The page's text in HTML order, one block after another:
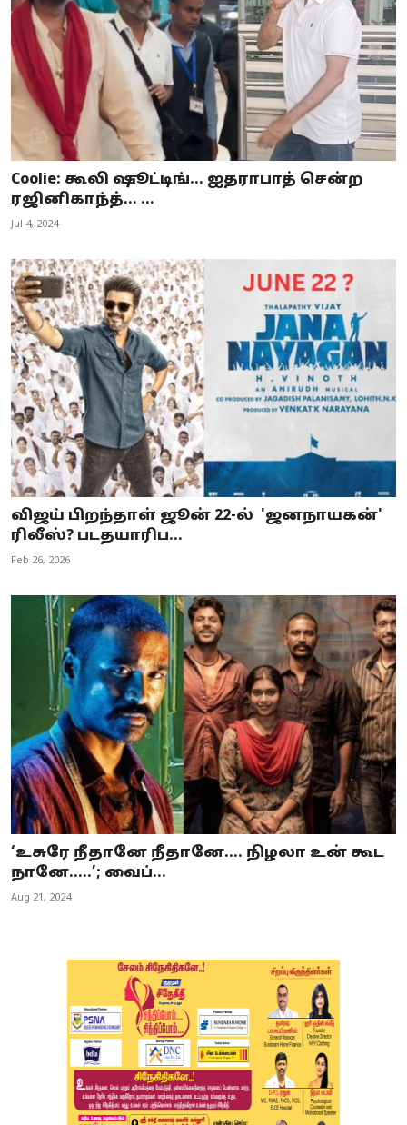
Coolie: கூலி ஷூட்டிங்... ஐதராபாத் சென்ற
ரஜினிகாந்த்... ...
Jul 4, 2024
விஜய் பிறந்தாள் ஜூன் 22-ல் 'ஜனநாயகன்'
ரிலீஸ்? படதயாரிப...
Feb 26, 2026
‘உசுரே நீதானே நீதானே.... நிழலா உன் கூட
நானே.....’; வைப்...
Aug 21, 2024